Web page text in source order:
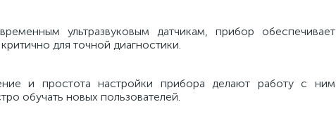
ультразвуковым датчикам, прибор обеспечивает
для точной диагностики.
и простота настройки прибора делают работу с ним
обучать новых пользователей.